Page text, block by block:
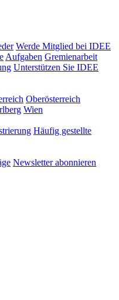
Werde Mitglied bei IDEE
Aufgaben Gremienarbeit
Unterstützen Sie IDEE
Oberösterreich
Wien
Häufig gestellte
Newsletter abonnieren